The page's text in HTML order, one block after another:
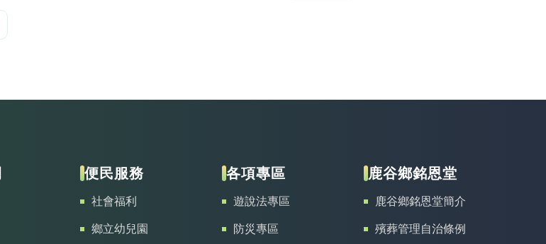
便民服務
社會福利
鄉立幼兒園
各項專區
遊說法專區
防災專區
鹿谷鄉銘恩堂
鹿谷鄉銘恩堂簡介
殯葬管理自治條例